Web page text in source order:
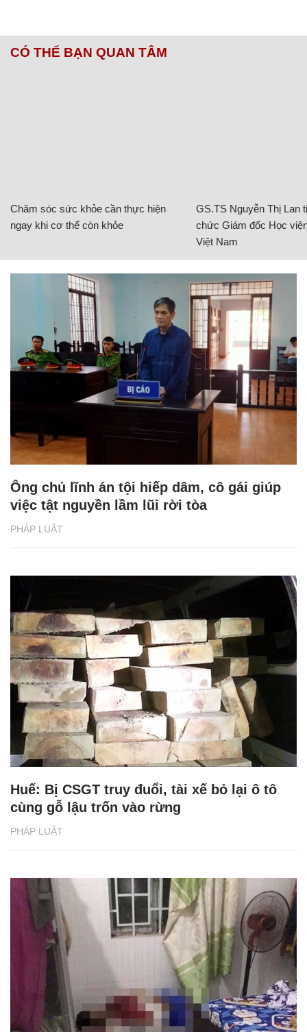
CÓ THỂ BẠN QUAN TÂM
Chăm sóc sức khỏe cần thực hiện
ngay khi cơ thể còn khỏe
GS.TS Nguyễn Thị Lan
chức Giám đốc Học
Việt Nam
PHÁP LUẬT
Ông chủ lĩnh án tội hiếp dâm, cô gái giúp
việc tật nguyền lầm lũi rời tòa
PHÁP LUẬT
Huế: Bị CSGT truy đuổi, tài xế bỏ lại ô tô
cùng gỗ lậu trốn vào rừng